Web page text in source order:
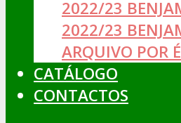
2022/23
2022/23
ARQUIVO POR
CATÁLOGO
CONTACTOS